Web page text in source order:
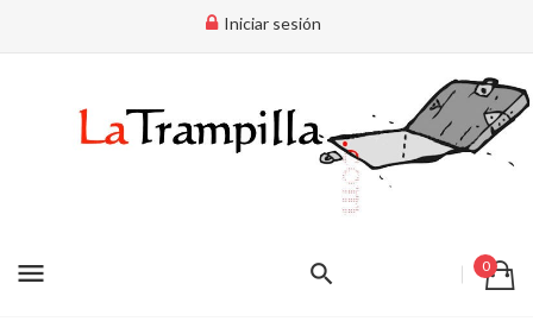
Iniciar sesión
menu 0